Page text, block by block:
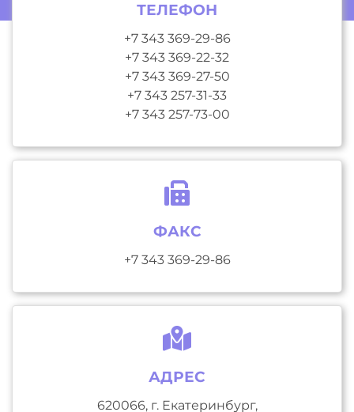
ТЕЛЕФОН
+7 343 369-29-86
+7 343 369-22-32
+7 343 369-27-50
+7 343 257-31-33
+7 343 257-73-00
ФАКС
+7 343 369-29-86
АДРЕС
620066, г. Екатеринбург,